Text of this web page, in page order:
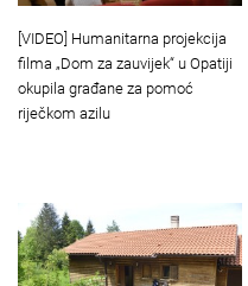
[VIDEO] Humanitarna projekcija
filma „Dom za zauvijek“ u Opatiji
okupila građane za pomoć
riječkom azilu